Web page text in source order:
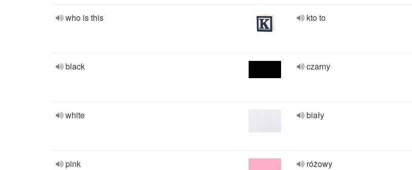
who is this kto to
black czarny
white biały
pink różowy